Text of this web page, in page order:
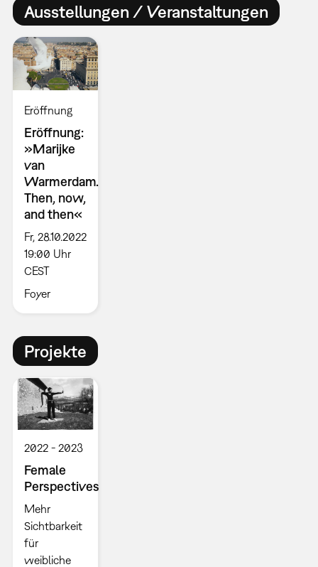
Ausstellungen / Veranstaltungen
Eröffnung
Eröffnung:
»Marijke
van
Warmerdam.
Then, now,
and then«
Fr, 28.10.2022
19:00 Uhr
CEST
Foyer
Projekte
2022 2023
Female
Perspectives
Mehr
Sichtbarkeit
für
weibliche